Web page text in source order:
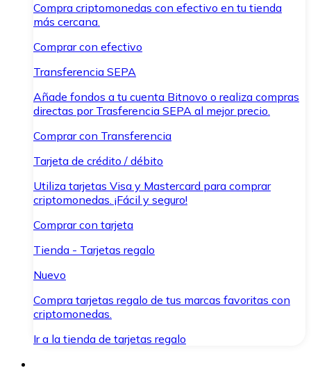
Compra criptomonedas con efectivo en tu tienda
más cercana.
Comprar con efectivo
Transferencia SEPA
Añade fondos a tu cuenta Bitnovo o realiza compras
directas por Trasferencia SEPA al mejor precio.
Comprar con Transferencia
Tarjeta de crédito / débito
Utiliza tarjetas Visa y Mastercard para comprar
criptomonedas. ¡Fácil y seguro!
Comprar con tarjeta
Tienda - Tarjetas regalo
Nuevo
Compra tarjetas regalo de tus marcas favoritas con
criptomonedas.
Ir a la tienda de tarjetas regalo